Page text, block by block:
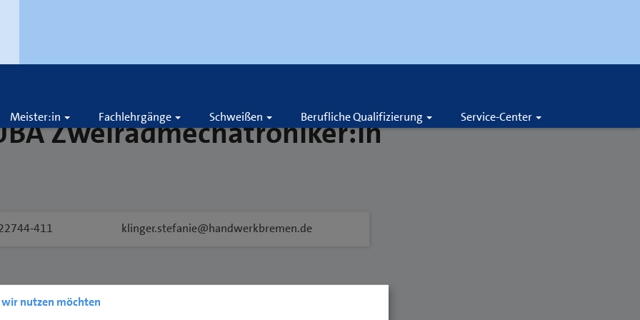
Meister:in Fachlehrgänge Schweißen Berufliche Qualifizierung Service-Center
Zweiradmechatroniker:in
411 klinger.stefanie@handwerkbremen.de
nutzen möchten